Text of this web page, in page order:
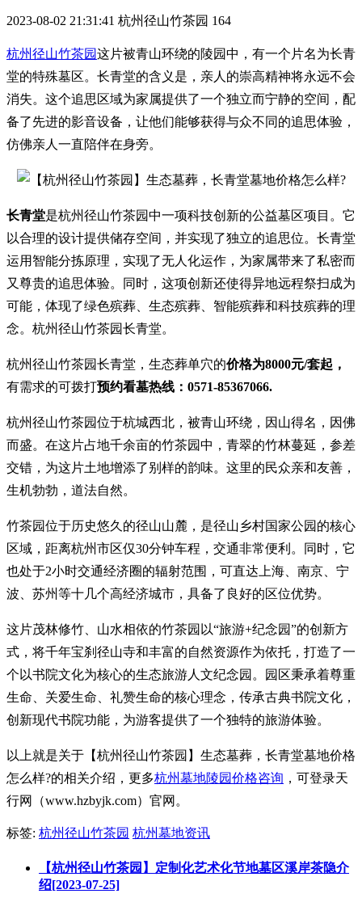
2023-08-02 21:31:41 杭州径山竹茶园 164
杭州径山竹茶园这片被青山环绕的陵园中，有一个片名为长青
堂的特殊墓区。长青堂的含义是，亲人的崇高精神将永远不会
消失。这个追思区域为家属提供了一个独立而宁静的空间，配
备了先进的影音设备，让他们能够获得与众不同的追思体验，
仿佛亲人一直陪伴在身旁。
长青堂是杭州径山竹茶园中一项科技创新的公益墓区项目。它
以合理的设计提供储存空间，并实现了独立的追思位。长青堂
运用智能分拣原理，实现了无人化运作，为家属带来了私密而
又尊贵的追思体验。同时，这项创新还使得异地远程祭扫成为
可能，体现了绿色殡葬、生态殡葬、智能殡葬和科技殡葬的理
念。杭州径山竹茶园长青堂。
杭州径山竹茶园长青堂，生态葬单穴的价格为8000元/套起，
有需求的可拨打预约看墓热线：0571-85367066.
杭州径山竹茶园位于杭城西北，被青山环绕，因山得名，因佛
而盛。在这片占地千余亩的竹茶园中，青翠的竹林蔓延，参差
交错，为这片土地增添了别样的韵味。这里的民众亲和友善，
生机勃勃，道法自然。
竹茶园位于历史悠久的径山山麓，是径山乡村国家公园的核心
区域，距离杭州市区仅30分钟车程，交通非常便利。同时，它
也处于2小时交通经济圈的辐射范围，可直达上海、南京、宁
波、苏州等十几个高经济城市，具备了良好的区位优势。
这片茂林修竹、山水相依的竹茶园以“旅游+纪念园”的创新方
式，将千年宝刹径山寺和丰富的自然资源作为依托，打造了一
个以书院文化为核心的生态旅游人文纪念园。园区秉承着尊重
生命、关爱生命、礼赞生命的核心理念，传承古典书院文化，
创新现代书院功能，为游客提供了一个独特的旅游体验。
以上就是关于【杭州径山竹茶园】生态墓葬，长青堂墓地价格
怎么样?的相关介绍，更多杭州墓地陵园价格咨询 ，可登录天
行网（www.hzbyjk.com）官网。
标签: 杭州径山竹茶园 杭州墓地资讯
【杭州径山竹茶园】定制化艺术化节地墓区溪岸茶隐介
绍[2023-07-25]